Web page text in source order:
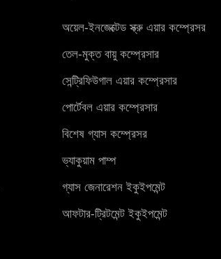
অয়েল-ইনজেক্টেড স্ক্রু এয়ার কম্প্রেসর
তেল-মুক্ত বায়ু কম্প্রেসার
সেন্ট্রিফিউগাল এয়ার কম্প্রেসার
পোর্টেবল এয়ার কম্প্রেসার
বিশেষ গ্যাস কম্প্রেসর
ভ্যাকুয়াম পাম্প
গ্যাস জেনারেশন ইকুইপমেন্ট
আফটার-ট্রিটমেন্ট ইকুইপমেন্ট